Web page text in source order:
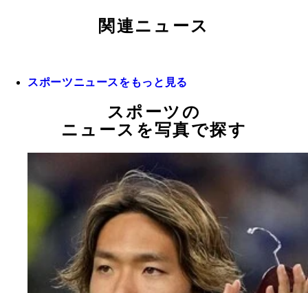
関連ニュース
スポーツニュースをもっと見る
スポーツの
ニュースを写真で探す